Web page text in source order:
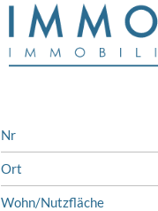
Nr
Ort
Wohn/Nutzfläche